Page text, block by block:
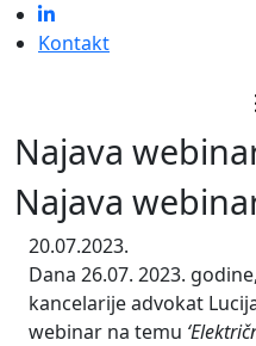
Kontakt
Najava
Najava
20.07.2023.
Dana 26.07. 2023.
kancelarije advokat
webinar na temu